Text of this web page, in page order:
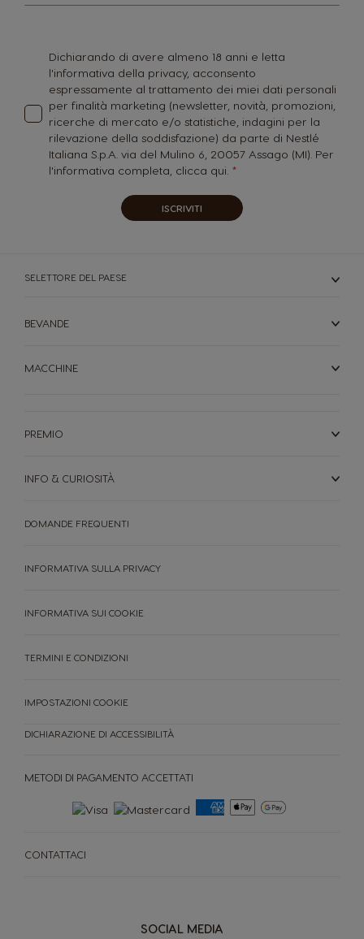
nostra
Dichiarando di avere almeno 18 anni e letta
l'informativa della privacy, acconsento
espressamente al trattamento dei miei dati personali
per finalità marketing (newsletter, novità, promozioni,
ricerche di mercato e/o statistiche, indagini per la
rilevazione della soddisfazione) da parte di Nestlé
Italiana S.p.A. via del Mulino 6, 20057 Assago (MI). Per
l'informativa completa, clicca qui.
ISCRIVITI
SELETTORE DEL PAESE
BEVANDE
MACCHINE
PREMIO
INFO & CURIOSITÀ
SOCIAL MEDIA
METODI DI PAGAMENTO ACCETTATI
CONTATTACI
DOMANDE FREQUENTI
INFORMATIVA SULLA PRIVACY
INFORMATIVA SUI COOKIE
TERMINI E CONDIZIONI
IMPOSTAZIONI COOKIE
DICHIARAZIONE DI ACCESSIBILITÀ